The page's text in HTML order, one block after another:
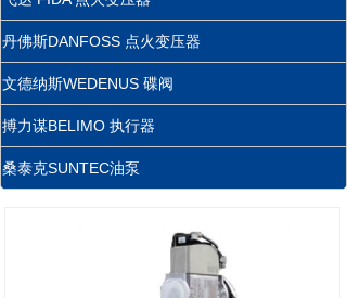
丹佛斯DANFOSS 点火变压器
文德纳斯WEDENUS 碟阀
搏力谋BELIMO 执行器
桑泰克SUNTEC油泵